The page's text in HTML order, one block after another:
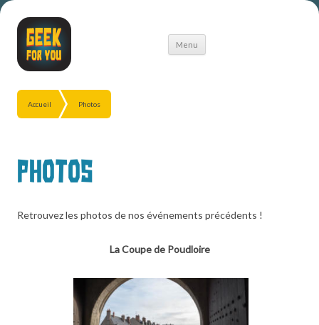
Menu
Aller
Accueil Photos
Photos
Retrouvez les photos de nos événements précédents !
La Coupe de Poudloire